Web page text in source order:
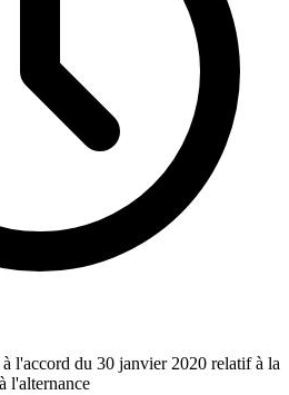
l'accord du 30 janvier 2020 relatif à la
l'alternance